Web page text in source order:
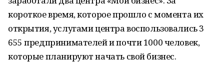
короткое время, которое прошло с момента их
открытия, услугами центра воспользовались 3
655 предпринимателей и почти 1000 человек,
которые планируют начать свой бизнес.